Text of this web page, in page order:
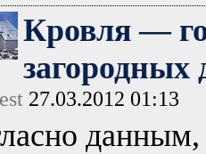
Кровля —
загородных
27.03.2012 01:13
данным,